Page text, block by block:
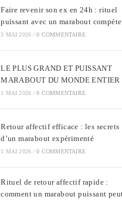
Faire revenir son ex en 24h : rituel
puissant avec un marabout
3 MAI 2026 / 0 COMMENTAIRE
LE PLUS GRAND ET PUISSANT
MARABOUT DU MONDE ENTIER
1 MAI 2026 / 0 COMMENTAIRE
Retour affectif efficace : les secrets
d’un marabout expérimenté
1 MAI 2026 / 0 COMMENTAIRE
Rituel de retour affectif rapide :
comment un marabout puissant